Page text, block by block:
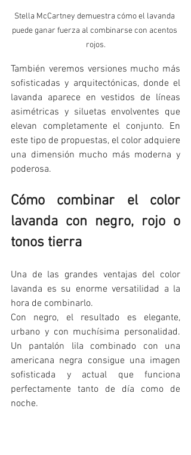
Stella McCartney demuestra cómo el lavanda
puede ganar fuerza al combinarse con acentos
rojos.
También veremos versiones mucho más
sofisticadas y arquitectónicas, donde el
lavanda aparece en vestidos de líneas
asimétricas y siluetas envolventes que
elevan completamente el conjunto. En
este tipo de propuestas, el color adquiere
una dimensión mucho más moderna y
poderosa.
Cómo combinar el color
lavanda con negro, rojo o
tonos tierra
Una de las grandes ventajas del color
lavanda es su enorme versatilidad a la
hora de combinarlo.
Con negro, el resultado es elegante,
urbano y con muchísima personalidad.
Un pantalón lila combinado con una
americana negra consigue una imagen
sofisticada y actual que funciona
perfectamente tanto de día como de
noche.